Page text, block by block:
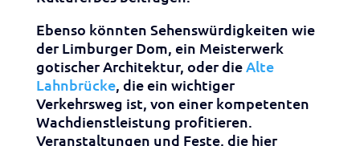
Ebenso könnten Sehenswürdigkeiten wie
der Limburger Dom, ein Meisterwerk
gotischer Architektur, oder dieAlte
Lahnbrücke, die ein wichtiger
Verkehrsweg ist, von einer kompetenten
Wachdienstleistung profitieren.
Veranstaltungen und Feste, die hier